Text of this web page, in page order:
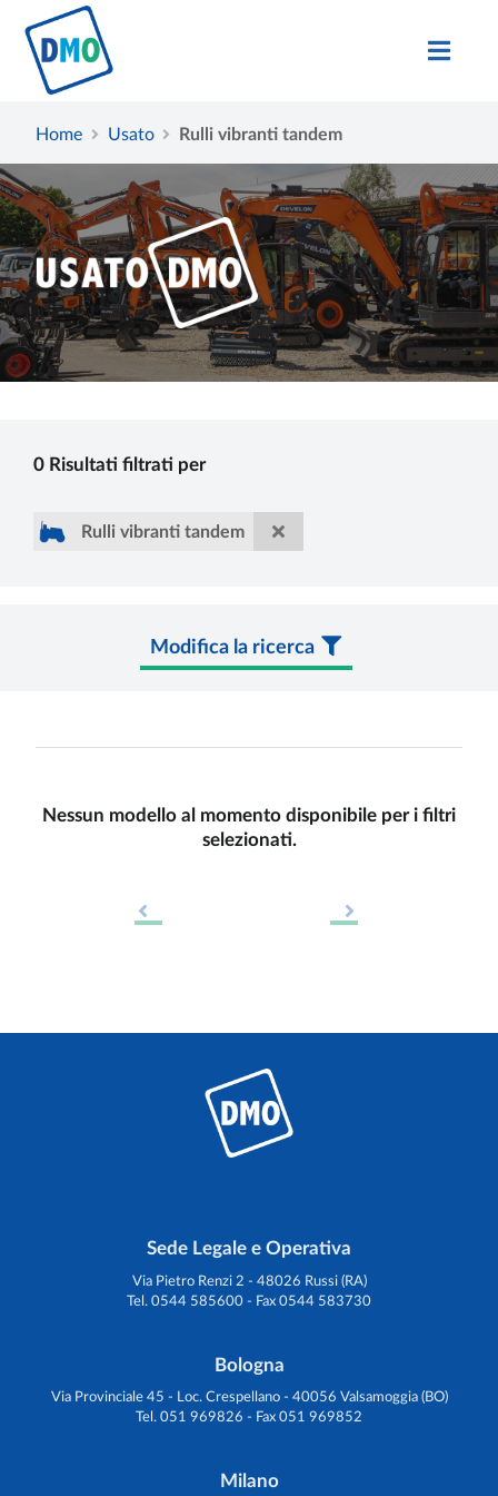
Home Usato Rulli vibranti tandem
0 Risultati filtrati per
Rulli vibranti tandem
Modifica la ricerca
Nessun modello al momento disponibile per i filtri
selezionati.
Sede Legale e Operativa
Via Pietro Renzi 2 - 48026 Russi (RA)
Tel. 0544 585600 - Fax 0544 583730
Bologna
Via Provinciale 45 - Loc. Crespellano - 40056 Valsamoggia (BO)
Tel. 051 969826 - Fax 051 969852
Milano